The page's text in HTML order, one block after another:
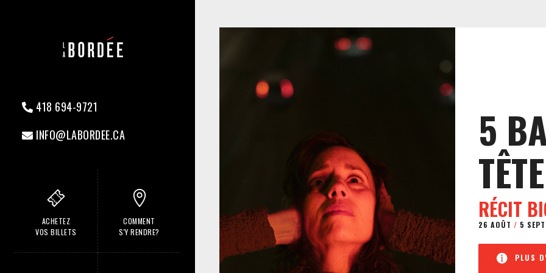
418 694-9721
INFO@LABORDEE.CA
ACHETEZ
VOS BILLETS
COMMENT
S'Y RENDRE?
5
TÊTE
RÉCIT
26 AOÛT / 5
PLUS